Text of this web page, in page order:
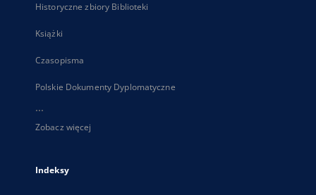
Historyczne zbiory Biblioteki
Książki
Czasopisma
Polskie Dokumenty Dyplomatyczne
...
Zobacz więcej
Indeksy